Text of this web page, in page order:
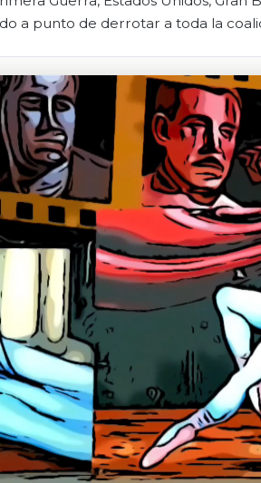
a punto de derrotar a toda la